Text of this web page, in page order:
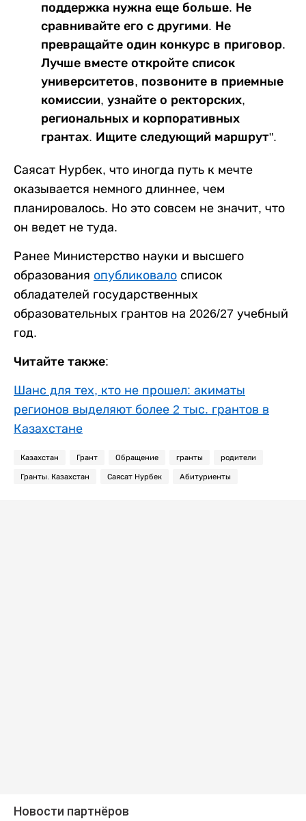
поддержка нужна еще больше. Не
сравнивайте его с другими. Не
превращайте один конкурс в приговор.
Лучше вместе откройте список
университетов, позвоните в приемные
комиссии, узнайте о ректорских,
региональных и корпоративных
грантах. Ищите следующий маршрут".
Саясат Нурбек, что иногда путь к мечте
оказывается немного длиннее, чем
планировалось. Но это совсем не значит, что
он ведет не туда.
Ранее Министерство науки и высшего
образования опубликовало список
обладателей государственных
образовательных грантов на 2026/27 учебный
год.
Читайте также:
Шанс для тех, кто не прошел: акиматы
регионов выделяют более 2 тыс. грантов в
Казахстане
Казахстан Грант Обращение гранты родители
Гранты. Казахстан Саясат Нурбек Абитуриенты